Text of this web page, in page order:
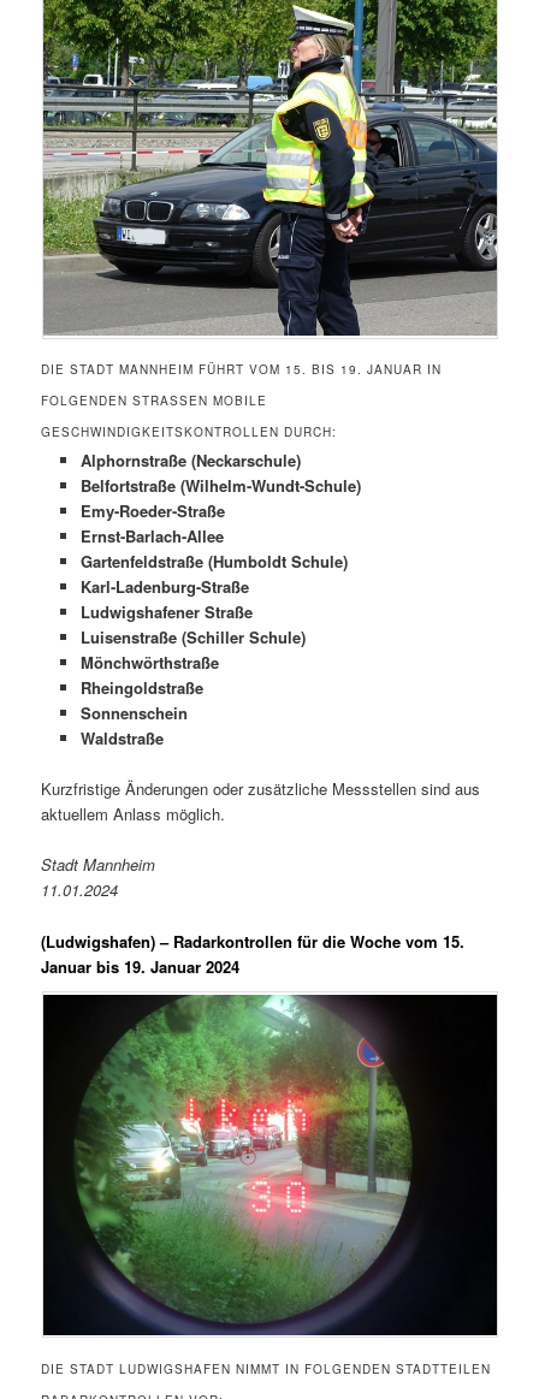
DIE STADT MANNHEIM FÜHRT VOM 15. BIS 19. JANUAR IN
FOLGENDEN STRASSEN MOBILE G
ESCHWINDIGKEITSKONTROLLEN DURCH:
Alphornstraße (Neckarschule)
Belfortstraße (Wilhelm-Wundt-Schule)
Emy-Roeder-Straße
Ernst-Barlach-Allee
Gartenfeldstraße (Humboldt Schule)
Karl-Ladenburg-Straße
Ludwigshafener Straße
Luisenstraße (Schiller Schule)
Mönchwörthstraße
Rheingoldstraße
Sonnenschein
Waldstraße
Kurzfristige Änderungen oder zusätzliche Messstellen sind aus
aktuellem Anlass möglich.
Stadt Mannheim
11.01.2024
(Ludwigshafen) – Radarkontrollen für die Woche vom 15.
Januar bis 19. Januar 2024
DIE STADT LUDWIGSHAFEN NIMMT IN FOLGENDEN STADTTEILEN